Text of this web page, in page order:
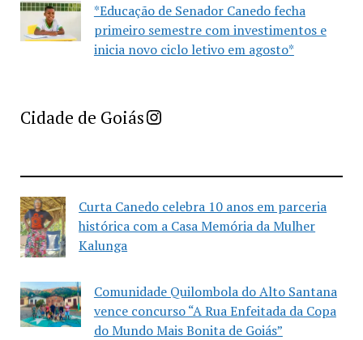
*Educação de Senador Canedo fecha
primeiro semestre com investimentos e
inicia novo ciclo letivo em agosto*
Cidade de GoiásImprensa Criativa da Cidade de Goiás
Curta Canedo celebra 10 anos em parceria
histórica com a Casa Memória da Mulher
Kalunga
Comunidade Quilombola do Alto Santana
vence concurso “A Rua Enfeitada da Copa
do Mundo Mais Bonita de Goiás”